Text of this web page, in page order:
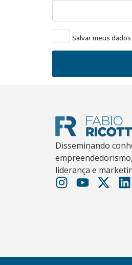
Salvar meus
Disseminando
liderança e